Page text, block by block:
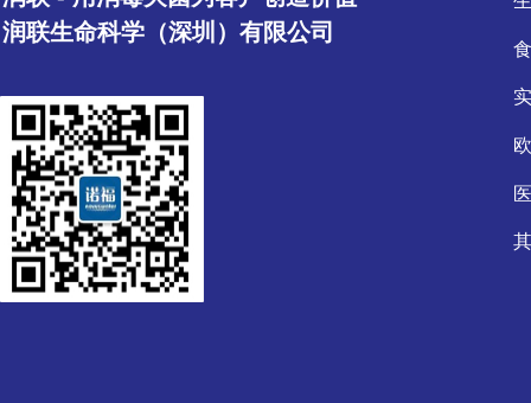
润联生命科学（深圳）有限公司